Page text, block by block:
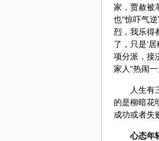
家，贾赦被
也“惊吓气
烈，我乐得
了，只是‘
项分派，接
家人“热闹
人生有
的是柳暗花
成功或者失
心态年